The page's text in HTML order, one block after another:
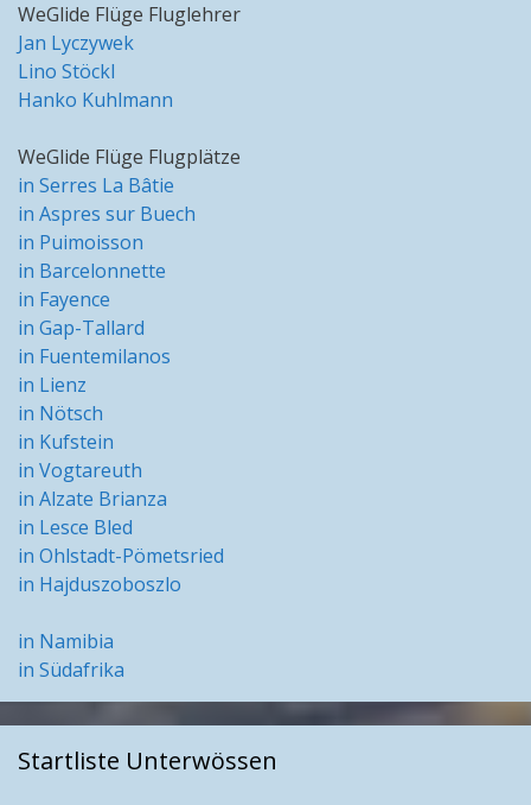
WeGlide Flüge Fluglehrer
Jan Lyczywek
Lino Stöckl
Hanko Kuhlmann
WeGlide Flüge Flugplätze
in Serres La Bâtie
in Aspres sur Buech
in Puimoisson
in Barcelonnette
in Fayence
in Gap-Tallard
in Fuentemilanos
in Lienz
in Nötsch
in Kufstein
in Vogtareuth
in Alzate Brianza
in Lesce Bled
in Ohlstadt-Pömetsried
in Hajduszoboszlo
in Namibia
in Südafrika
Startliste Unterwössen